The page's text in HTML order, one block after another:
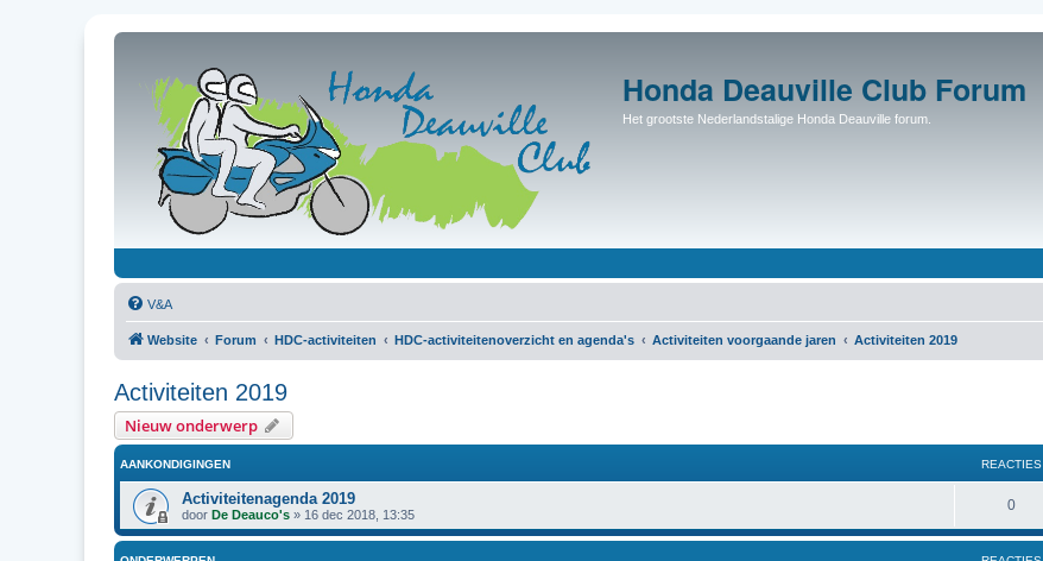
Honda Deauville Club Forum
Het grootste Nederlandstalige Honda Deauville forum.
V&A
Website Forum HDC-activiteiten HDC-activiteitenoverzicht en agenda's Activiteiten voorgaande jaren Activiteiten 2019
Activiteiten 2019
Nieuw onderwerp
AANKONDIGINGEN REACTIES
Activiteitenagenda 2019
door De Deauco's » 16 dec 2018, 13:35
0